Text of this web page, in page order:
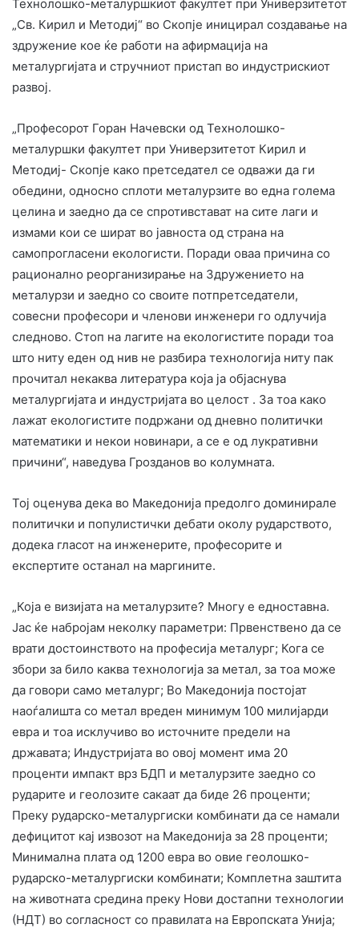
Технолошко-металуршкиот факултет при Универзитетот
„Св. Кирил и Методиј“ во Скопје иницирал создавање на
здружение кое ќе работи на афирмација на
металургијата и стручниот пристап во индустрискиот
развој.
„Професорот Горан Начевски од Технолошко-
металуршки факултет при Универзитетот Кирил и
Методиј- Скопје како претседател се одважи да ги
обедини, односно сплоти металурзите во една голема
целина и заедно да се спротивстават на сите лаги и
измами кои се шират во јавноста од страна на
самопрогласени екологисти. Поради оваа причина со
рационално реорганизирање на Здружението на
металурзи и заедно со своите потпретседатели,
совесни професори и членови инженери го одлучија
следново. Стоп на лагите на екологистите поради тоа
што ниту еден од нив не разбира технологија ниту пак
прочитал некаква литература која ја објаснува
металургијата и индустријата во целост . За тоа како
лажат екологистите подржани од дневно политички
математики и некои новинари, а се е од лукративни
причини“, наведува Грозданов во колумната.
Тој оценува дека во Македонија предолго доминирале
политички и популистички дебати околу рударството,
додека гласот на инженерите, професорите и
експертите останал на маргините.
„Која е визијата на металурзите? Многу е едноставна.
Јас ќе набројам неколку параметри: Првенствено да се
врати достоинството на професија металург; Кога се
збори за било каква технологија за метал, за тоа може
да говори само металург; Во Македонија постојат
наоѓалишта со метал вреден минимум 100 милијарди
евра и тоа исклучиво во источните предели на
државата; Индустријата во овој момент има 20
проценти импакт врз БДП и металурзите заедно со
рударите и геолозите сакаат да биде 26 проценти;
Преку рударско-металургиски комбинати да се намали
дефицитот кај извозот на Македонија за 28 проценти;
Минимална плата од 1200 евра во овие геолошко-
рударско-металургиски комбинати; Комплетна заштита
на животната средина преку Нови достапни технологии
(НДТ) во согласност со правилата на Европската Унија;